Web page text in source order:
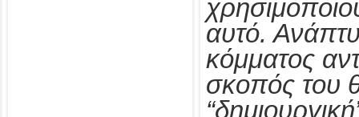
αυτό.
κόμματος
σκοπός του